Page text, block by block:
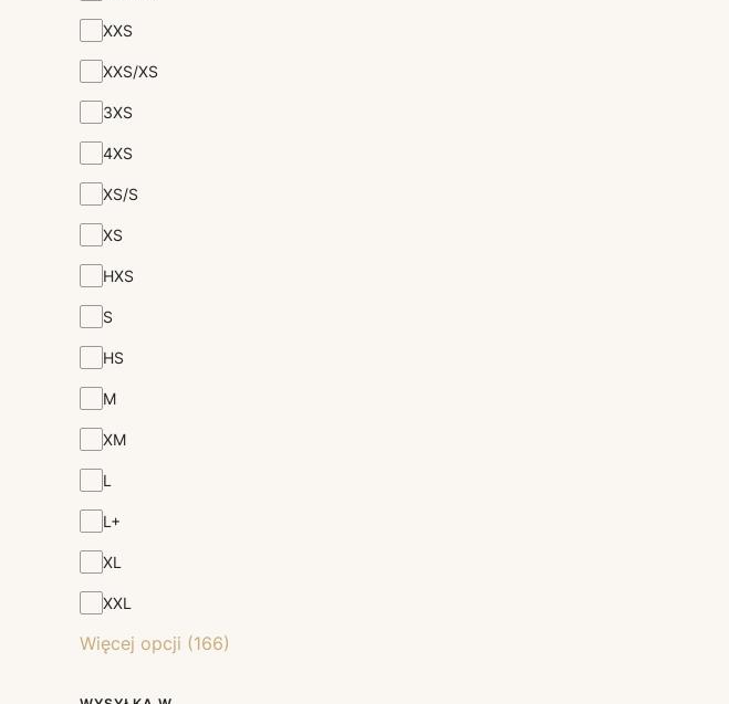
XXS
XXS/XS
3XS
4XS
XS/S
XS
HXS
S
HS
M
XM
L
L+
XL
XXL
Więcej opcji (166)